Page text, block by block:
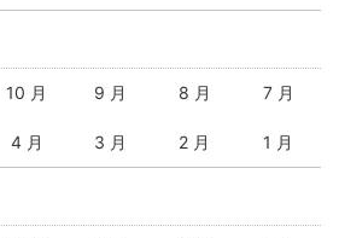
10 月 9 月 8 月 7 月
4 月 3 月 2 月 1 月